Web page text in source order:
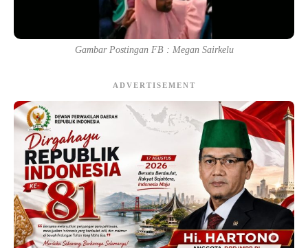
Gambar Postingan FB : Megan Sairkelu
ADVERTISEMENT